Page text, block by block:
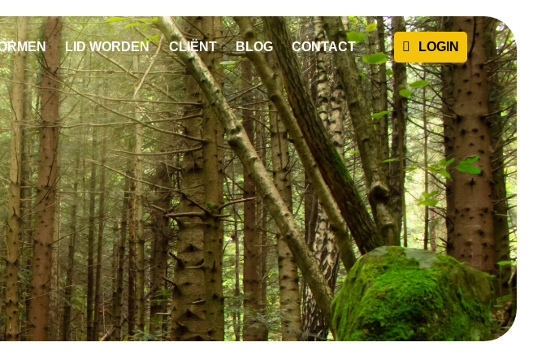
LID WORDEN CLIËNT BLOG CONTACT